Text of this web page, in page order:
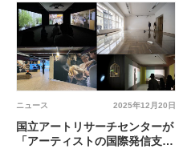
品画像の無償ダウンロードが可
能に
2025年12月20日
ニュース
国立アートリサーチセンターが
「アーティストの国際発信支援